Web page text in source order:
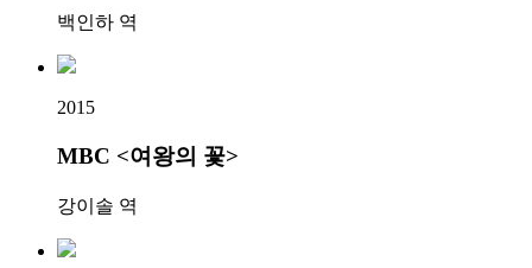
백인하 역
2015
MBC <여왕의 꽃>
강이솔 역